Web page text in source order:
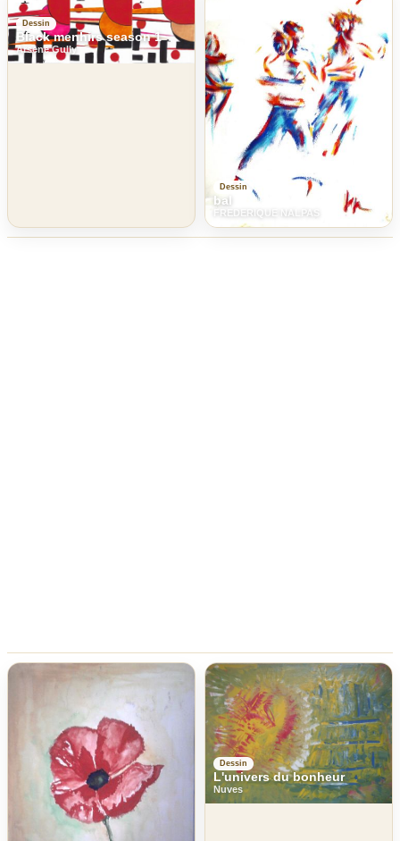
Dessin
Black menhirs season 1
Arsene Gully
Dessin
bal
FREDERIQUE NALPAS
Dessin
L'univers du bonheur
Nuves